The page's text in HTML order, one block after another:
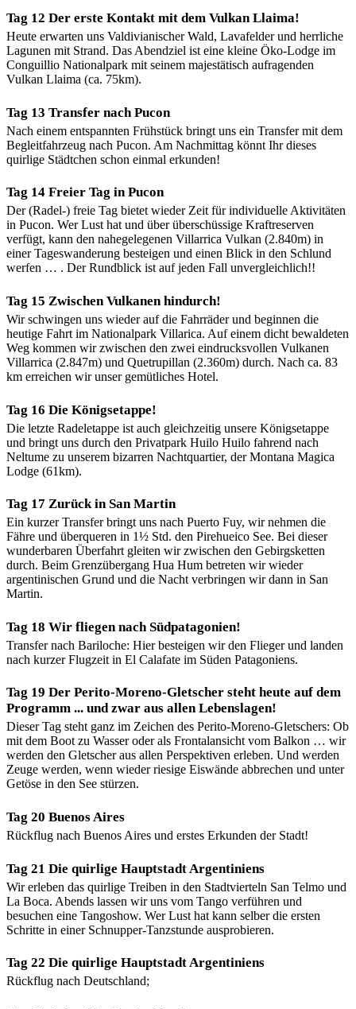
Tag 12 Der erste Kontakt mit dem Vulkan Llaima!
Heute erwarten uns Valdivianischer Wald, Lavafelder und herrliche
Lagunen mit Strand. Das Abendziel ist eine kleine Öko-Lodge im
Conguillio Nationalpark mit seinem majestätisch aufragenden
Vulkan Llaima (ca. 75km).
Tag 13 Transfer nach Pucon
Nach einem entspannten Frühstück bringt uns ein Transfer mit dem
Begleitfahrzeug nach Pucon. Am Nachmittag könnt Ihr dieses
quirlige Städtchen schon einmal erkunden!
Tag 14 Freier Tag in Pucon
Der (Radel-) freie Tag bietet wieder Zeit für individuelle Aktivitäten
in Pucon. Wer Lust hat und über überschüssige Kraftreserven
verfügt, kann den nahegelegenen Villarrica Vulkan (2.840m) in
einer Tageswanderung besteigen und einen Blick in den Schlund
werfen … . Der Rundblick ist auf jeden Fall unvergleichlich!!
Tag 15 Zwischen Vulkanen hindurch!
Wir schwingen uns wieder auf die Fahrräder und beginnen die
heutige Fahrt im Nationalpark Villarica. Auf einem dicht bewaldeten
Weg kommen wir zwischen den zwei eindrucksvollen Vulkanen
Villarrica (2.847m) und Quetrupillan (2.360m) durch. Nach ca. 83
km erreichen wir unser gemütliches Hotel.
Tag 16 Die Königsetappe!
Die letzte Radeletappe ist auch gleichzeitig unsere Königsetappe
und bringt uns durch den Privatpark Huilo Huilo fahrend nach
Neltume zu unserem bizarren Nachtquartier, der Montana Magica
Lodge (61km).
Tag 17 Zurück in San Martin
Ein kurzer Transfer bringt uns nach Puerto Fuy, wir nehmen die
Fähre und überqueren in 1½ Std. den Pirehueico See. Bei dieser
wunderbaren Überfahrt gleiten wir zwischen den Gebirgsketten
durch. Beim Grenzübergang Hua Hum betreten wir wieder
argentinischen Grund und die Nacht verbringen wir dann in San
Martin.
Tag 18 Wir fliegen nach Südpatagonien!
Transfer nach Bariloche: Hier besteigen wir den Flieger und landen
nach kurzer Flugzeit in El Calafate im Süden Patagoniens.
Tag 19 Der Perito-Moreno-Gletscher steht heute auf dem
Programm ... und zwar aus allen Lebenslagen!
Dieser Tag steht ganz im Zeichen des Perito-Moreno-Gletschers: Ob
mit dem Boot zu Wasser oder als Frontalansicht vom Balkon … wir
werden den Gletscher aus allen Perspektiven erleben. Und werden
Zeuge werden, wenn wieder riesige Eiswände abbrechen und unter
Getöse in den See stürzen.
Tag 20 Buenos Aires
Rückflug nach Buenos Aires und erstes Erkunden der Stadt!
Tag 21 Die quirlige Hauptstadt Argentiniens
Wir erleben das quirlige Treiben in den Stadtvierteln San Telmo und
La Boca. Abends lassen wir uns vom Tango verführen und
besuchen eine Tangoshow. Wer Lust hat kann selber die ersten
Schritte in einer Schnupper-Tanzstunde ausprobieren.
Tag 22 Die quirlige Hauptstadt Argentiniens
Rückflug nach Deutschland;